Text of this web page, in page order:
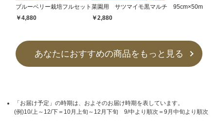
ブルーベリー栽培フルセット
￥4,880
菜園用 サツマイモ黒マルチ 95cm×50m
￥2,880
あなたにおすすめの商品をもっと見る
「お届け予定」の時期は、およそのお届け時期を表しています。
(例)10/上～12/下＝10月上旬～12月下旬 9/中より順次＝9月中旬より順次